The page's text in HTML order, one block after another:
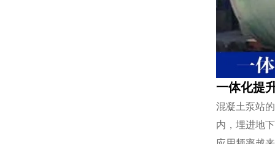
一体化提
混凝土泵站
内，埋进地